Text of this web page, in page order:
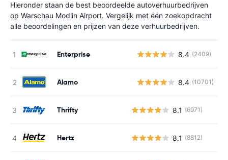
Hieronder staan de best beoordeelde autoverhuurbedrijven
op Warschau Modlin Airport. Vergelijk met één zoekopdracht
alle beoordelingen en prijzen van deze verhuurbedrijven.
Enterprise 8.4 (2409)
Alamo 8.4 (10701)
Thrifty 8.1 (6971)
Hertz 8.1 (8812)